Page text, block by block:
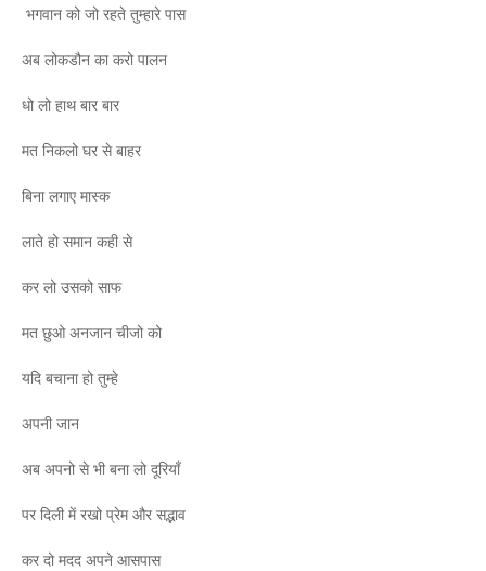
भगवान को जो रहते तुम्हारे पास
अब लोकडौन का करो पालन
धो लो हाथ बार बार
मत निकलो घर से बाहर
बिना लगाए मास्क
लाते हो समान कही से
कर लो उसको साफ
मत छुओ अनजान चीजो को
यदि बचाना हो तुम्हे
अपनी जान
अब अपनो से भी बना लो दूरियाँ
पर दिली में रखो प्रेम और सद्भाव
कर दो मदद अपने आसपास